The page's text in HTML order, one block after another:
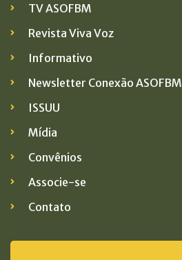
TV ASOFBM
Revista Viva Voz
Informativo
Newsletter Conexão ASOFBM
ISSUU
Mídia
Convênios
Associe-se
Contato